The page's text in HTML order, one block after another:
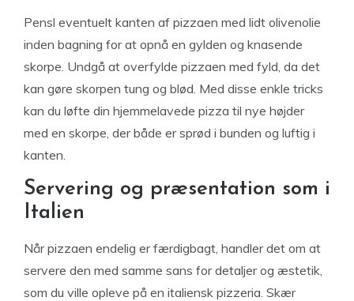
Pensl eventuelt kanten af pizzaen med lidt olivenolie
inden bagning for at opnå en gylden og knasende
skorpe. Undgå at overfylde pizzaen med fyld, da det
kan gøre skorpen tung og blød. Med disse enkle tricks
kan du løfte din hjemmelavede pizza til nye højder
med en skorpe, der både er sprød i bunden og luftig i
kanten.
Servering og præsentation som i
Italien
Når pizzaen endelig er færdigbagt, handler det om at
servere den med samme sans for detaljer og æstetik,
som du ville opleve på en italiensk pizzeria. Skær